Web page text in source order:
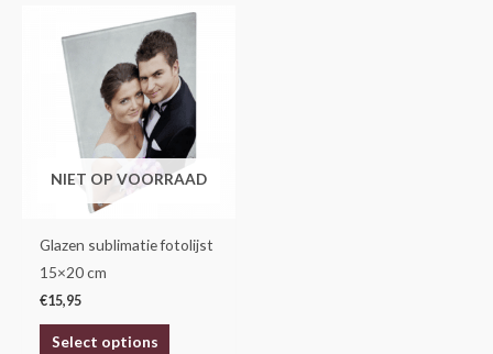
NIET OP VOORRAAD
Glazen sublimatie fotolijst
15×20 cm
€15,95
Select options